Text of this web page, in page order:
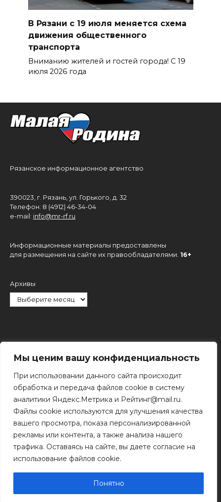
Мы ценим вашу конфиденциальность
При использовании данного сайта происходит
обработка и передача файлов cookie в систему
аналитики Яндекс.Метрика и Рейтинг@mail.ru.
Файлы cookie используются для улучшения качества
вашего просмотра, показа персонализированной
рекламы или контента, а также анализа нашего
трафика. Оставаясь на сайте, вы даете согласие на
использование файлов cookie.
Понятно
В Рязани с 19 июля меняется схема
движения общественного
транспорта
Вниманию жителей и гостей города! С 19
июля 2026 года
Рязанское информационное агентство
390023, г. Рязань, ул. Горького, д. 32
Телефон: 8 (4912) 46-34-04
e-mail: info@mr-rf.ru
Информационные материалы предоставлены
для размещения на сайте их правообладателями. 16+
Архивы
Поиск
разрешения правообладателя.